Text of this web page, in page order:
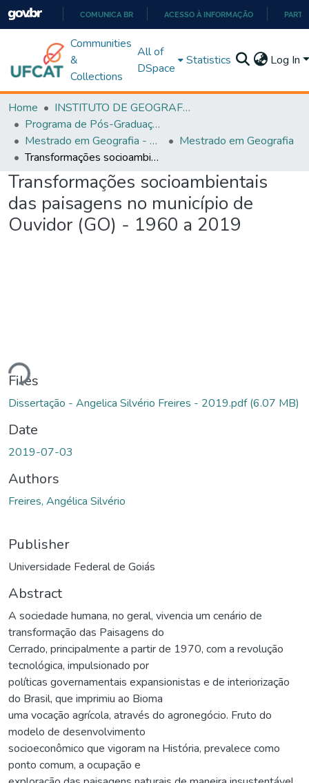
PARA
O
COMUNICA BR ACESSO À INFORMAÇÃO
Communities
&
Collections
All of
DSpace
Statistics Log In
Home
INSTITUTO DE GEOGRAFIA
Programa de Pós-Graduação em Geografia - PPGGEO
Mestrado em Geografia - PPGGEO
Mestrado em Geografia
Transformações socioambientais das paisagens no município de Ouvidor (GO) - 1960 a 2019
Transformações socioambientais
das paisagens no município de
Ouvidor (GO) - 1960 a 2019
Loading...
Files
Dissertação - Angelica Silvério Freires - 2019.pdf(6.07 MB)
Date
2019-07-03
Authors
Freires, Angélica Silvério
Publisher
Universidade Federal de Goiás
Abstract
A sociedade humana, no geral, vivencia um cenário de
transformação das Paisagens do
Cerrado, principalmente a partir de 1970, com a revolução
tecnológica, impulsionado por
políticas governamentais expansionistas e de interiorização
do Brasil, que imprimiu ao Bioma
uma vocação agrícola, através do agronegócio. Fruto do
modelo de desenvolvimento
socioeconômico que vigoram na História, prevalece como
ponto comum, a ocupação e